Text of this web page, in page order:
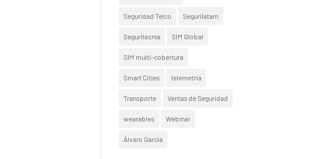
Seguridad Telco Segurilatam
Seguritecnia SIM Global
SIM multi-cobertura
Smart Cities telemetría
Transporte Ventas de Seguridad
wearables Webinar
Álvaro García